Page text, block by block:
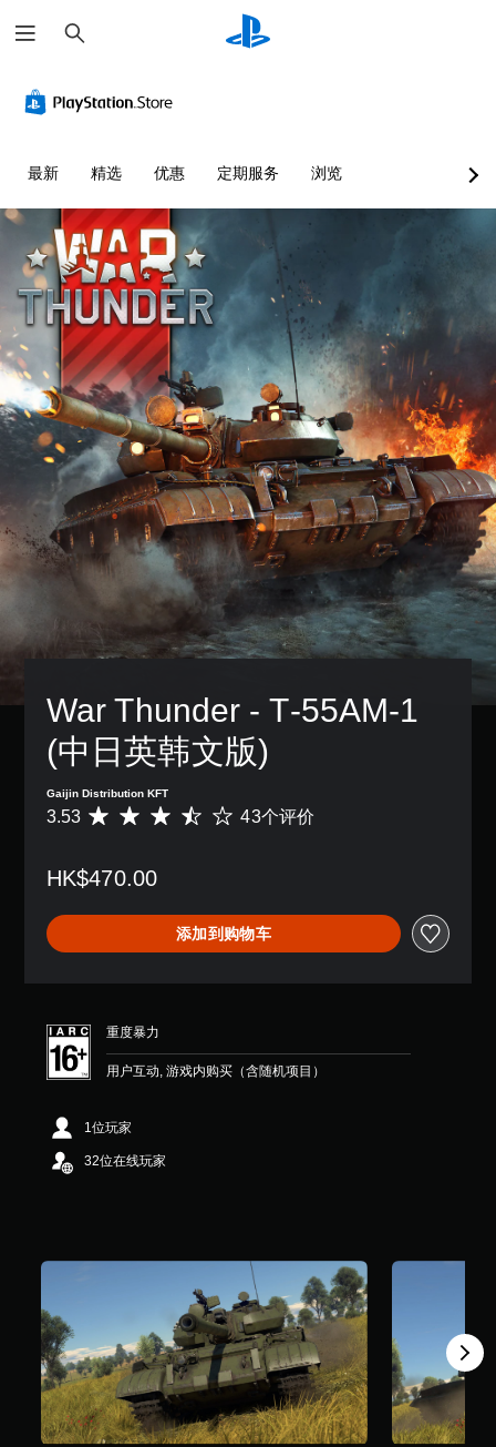
索
最新 精选 优惠 定期服务 浏览
War Thunder - Т-55АМ-1
(中日英韩文版)
Gaijin Distribution KFT
平
价
.
5
满
分
5
星
，
）
3.53 43个评价
HK$470.00
添加到购物车
重度暴力
用户互动, 游戏内购买（含随机项目）
1位玩家
32位在线玩家